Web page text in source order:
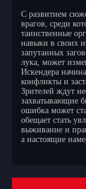
С развитием
врагов, среди
таинственные
навыки в своих
запутанных
лука, может
Искендера
конфликты и
Зрителей ждут
захватывающие
ошибка может
обещает стать
выживание и
а настоящие